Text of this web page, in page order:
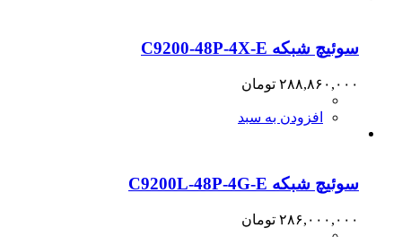
سوئیچ شبکه C9200-48P-4X-E
۲۸۸,۸۶۰,۰۰۰ تومان
افزودن به سبد
سوئیچ شبکه C9200L-48P-4G-E
۲۸۶,۰۰۰,۰۰۰ تومان